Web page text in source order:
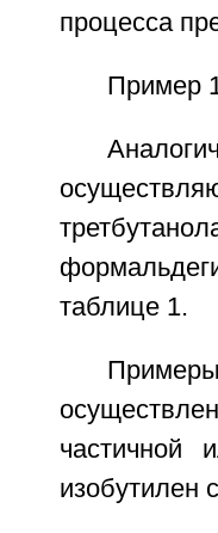
процесса
Пример
таблице 1.
частичной
изобутилен